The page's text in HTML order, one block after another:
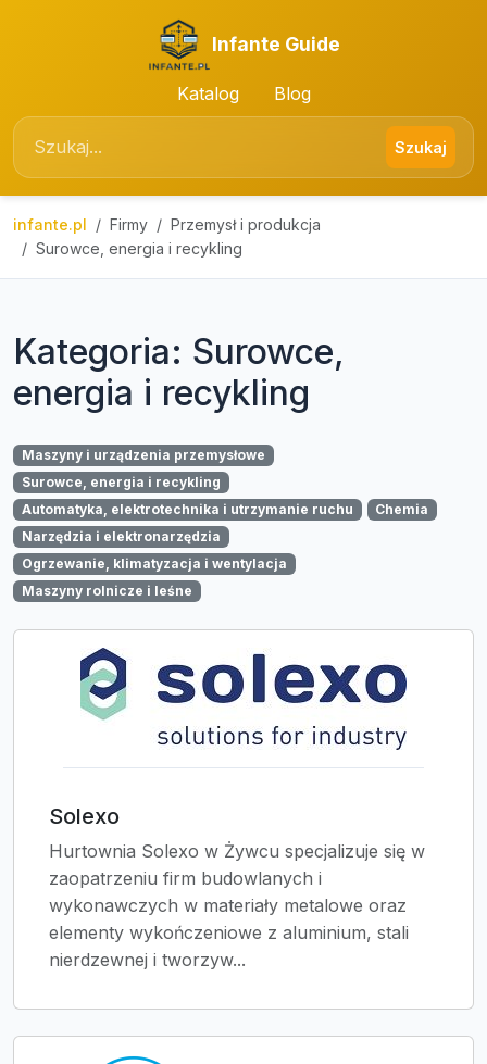
Infante Guide
Katalog Blog
Szukaj
infante.pl Firmy
Przemysł i produkcja
Surowce, energia i recykling
Kategoria: Surowce,
energia i recykling
Maszyny i urządzenia przemysłowe
Surowce, energia i recykling
Automatyka, elektrotechnika i utrzymanie ruchu
Chemia
Narzędzia i elektronarzędzia
Ogrzewanie, klimatyzacja i wentylacja
Maszyny rolnicze i leśne
Solexo
Hurtownia Solexo w Żywcu specjalizuje się w
zaopatrzeniu firm budowlanych i
wykonawczych w materiały metalowe oraz
elementy wykończeniowe z aluminium, stali
nierdzewnej i tworzyw...